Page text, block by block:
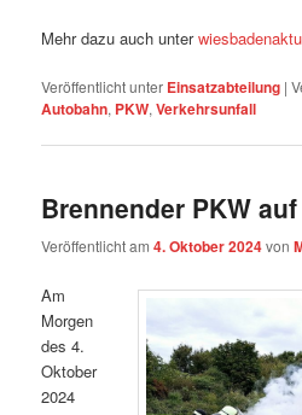
Mehr dazu auch unter
Veröffentlicht unter Einsatzabteilung |
Autobahn, PKW,Verkehrsunfall
Brennender PKW
Veröffentlicht am4. Oktober 2024von
Am
Morgen
des 4.
Oktober
2024